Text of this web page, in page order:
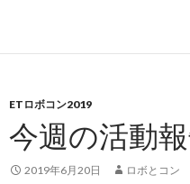
ETロボコン2019
今週の活動
2019年6月20日 ロボとコン